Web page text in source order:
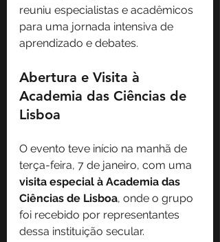
reuniu especialistas e acadêmicos
para uma jornada intensiva de
aprendizado e debates.
Abertura e Visita à
Academia das Ciências de
Lisboa
O evento teve início na manhã de
terça-feira, 7 de janeiro, com uma
visita especial à Academia das
Ciências de Lisboa, onde o grupo
foi recebido por representantes
dessa instituição secular.